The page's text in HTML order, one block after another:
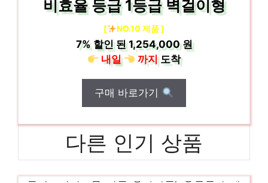
비효율 등급 1등급 벽걸이형
[ NO.10 제품 ]
7%할인 된1,254,000 원
내일
까지도착
구매 바로가기
다른 인기 상품